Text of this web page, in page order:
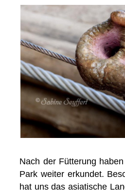
Nach der Fütterung
Park weiter erkundet.
hat uns das asiatische